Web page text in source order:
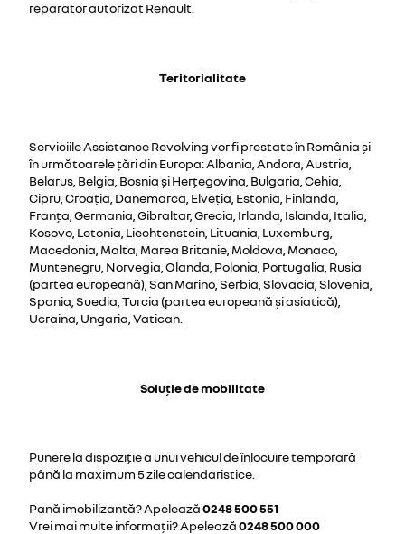
reparator autorizat Renault.
Teritorialitate
Serviciile Assistance Revolving vor fi prestate în România şi
în următoarele țări din Europa: Albania, Andora, Austria,
Belarus, Belgia, Bosnia și Herțegovina, Bulgaria, Cehia,
Cipru, Croaţia, Danemarca, Elveţia, Estonia, Finlanda,
Franţa, Germania, Gibraltar, Grecia, Irlanda, Islanda, Italia,
Kosovo, Letonia, Liechtenstein, Lituania, Luxemburg,
Macedonia, Malta, Marea Britanie, Moldova, Monaco,
Muntenegru, Norvegia, Olanda, Polonia, Portugalia, Rusia
(partea europeană), San Marino, Serbia, Slovacia, Slovenia,
Spania, Suedia, Turcia (partea europeană şi asiatică),
Ucraina, Ungaria, Vatican.
Soluție de mobilitate
Punere la dispoziţie a unui vehicul de înlocuire temporară
până la maximum 5 zile calendaristice.
Pană imobilizantă? Apelează0248 500 551
Vrei mai multe informații? Apelează0248 500 000